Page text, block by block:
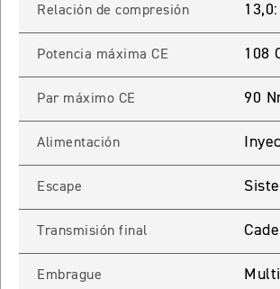
Relación de compresión
Potencia máxima CE 108
Par máximo CE 90
Alimentación
Escape
Transmisión final
Embrague